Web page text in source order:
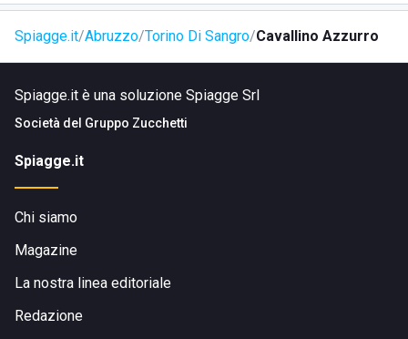
Spiagge.it Abruzzo Torino Di Sangro Cavallino Azzurro
Spiagge.it è una soluzione Spiagge Srl
Società del Gruppo Zucchetti
Spiagge.it
Chi siamo
Magazine
La nostra linea editoriale
Redazione